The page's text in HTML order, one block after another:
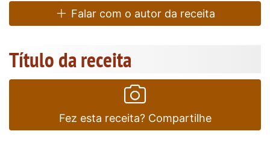
Falar com o autor da receita
Título da receita
Fez esta receita? Compartilhe